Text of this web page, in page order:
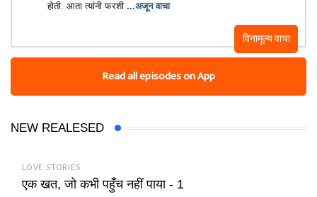
विनामूल्य वाचा
होती. आता त्यांनी फरशी ...अजून वाचा
Read all episodes on App
NEW REALESED
LOVE STORIES
एक खत, जो कभी पहुँच नहीं पाया - 1